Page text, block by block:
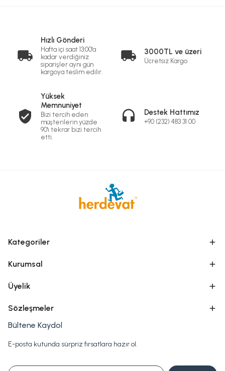
Hızlı Gönderi
Hafta içi saat 13:00'a
kadar verdiğiniz
siparişler aynı gün
kargoya teslim edilir.
3000TL ve üzeri
Ücretsiz Kargo
Yüksek
Memnuniyet
Bizi tercih eden
müşterilerin yüzde
90'ı tekrar bizi tercih
etti.
Destek Hattımız
+90 (232) 483 31 00
Kategoriler
Kurumsal
Üyelik
Sözleşmeler
Bültene Kaydol
E-posta kutunda sürpriz fırsatlara hazır ol.